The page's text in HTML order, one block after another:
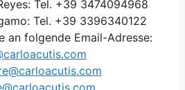
Tel. +39 3474094968
Tel. +39 3396340122
an folgende Email-Adresse: